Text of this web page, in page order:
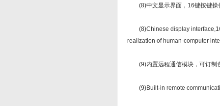
(8)中文显示界面，16键按键操
(8)Chinese display interface,16
realization of human-computer
(9)内置远程通信模块，可订制
(9)Built-in remote